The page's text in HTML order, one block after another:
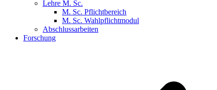
Lehre M. Sc.
M. Sc. Pflichtbereich
M. Sc. Wahlpflichtmodul
Abschlussarbeiten
Forschung